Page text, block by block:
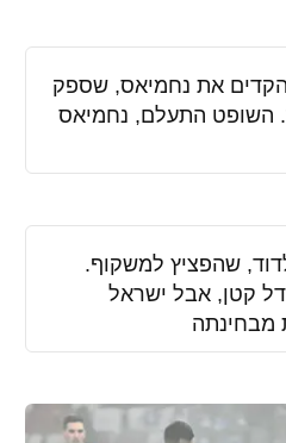
את נחמיאס, שספק
השופט התעלם, נחמיאס
שהפציץ למשקוף.
קטן, אבל ישראל
מבחינתה